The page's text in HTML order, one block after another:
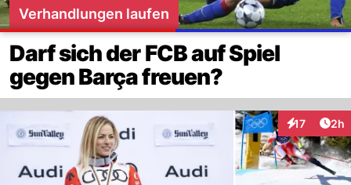
Verhandlungen laufen
Darf sich der FCB auf Spiel
gegen Barça freuen?
17 2h